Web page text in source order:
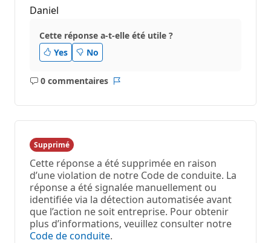
Daniel
Cette réponse a-t-elle été utile ?
Yes
No
0 commentaires
Aucun
Supprimé
Cette réponse a été supprimée en raison
d’une violation de notre Code de conduite. La
réponse a été signalée manuellement ou
identifiée via la détection automatisée avant
que l’action ne soit entreprise. Pour obtenir
plus d’informations, veuillez consulter notre
Code de conduite.